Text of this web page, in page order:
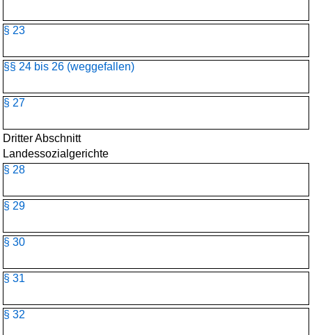
§ 23
§§ 24 bis 26 (weggefallen)
§ 27
Dritter Abschnitt
Landessozialgerichte
§ 28
§ 29
§ 30
§ 31
§ 32